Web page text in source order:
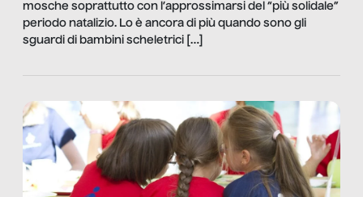
mosche soprattutto con l’approssimarsi del “più solidale”
periodo natalizio. Lo è ancora di più quando sono gli
sguardi di bambini scheletrici […]